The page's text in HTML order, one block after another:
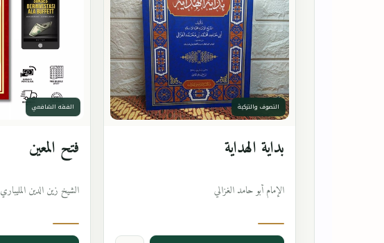
التصوف والتزكية
بداية الهداية
الإمام أبو حامد الغزالي
الفقه الشافعي
فتح المعين
الشيخ زين الدين المليباري